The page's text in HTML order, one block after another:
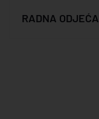
RADNA ODJEĆA